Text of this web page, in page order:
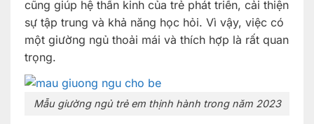
cũng giúp hệ thần kinh của trẻ phát triển, cải thiện
sự tập trung và khả năng học hỏi. Vì vậy, việc có
một giường ngủ thoải mái và thích hợp là rất quan
trọng.
Mẫu giường ngủ trẻ em thịnh hành trong năm 2023